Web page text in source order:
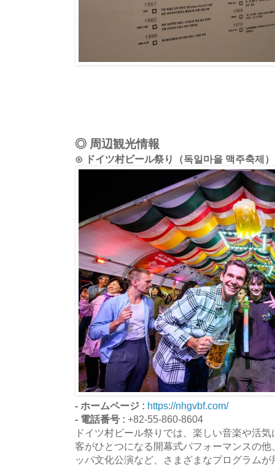
◎ 周辺観光情報
⊙ ドイツ村ビール祭り（독일마을 맥주축제）
- ホームページ : https://nhgvbf.com/
- 電話番号 : +82-55-860-8604
ドイツ村ビール祭りでは、楽しい音楽や活
客がひとつになる開幕式パフォーマンスの
ッパ文化公演など、さまざまなプログラム